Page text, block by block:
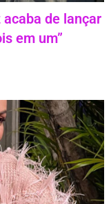
de lançar
em um”